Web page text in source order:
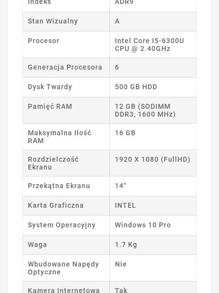
Stan Wizualny A
Procesor
Intel Core I5-6300U
CPU @ 2.40GHz
Generacja Procesora 6
Dysk Twardy 500 GB HDD
Pamięć RAM
12 GB (SODIMM
DDR3, 1600 MHz)
Maksymalna Ilość
RAM
16 GB
Rozdzielczość
Ekranu
1920 X 1080 (FullHD)
Przekątna Ekranu 14"
Karta Graficzna INTEL
System Operacyjny Windows 10 Pro
Waga 1.7 Kg
Wbudowane Napędy
Optyczne
Nie
Kamera Internetowa Tak